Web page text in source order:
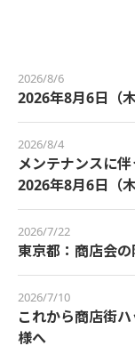
2026/8/6
2026年8月6日（
2026/8/4
メンテナンスに
2026年8月6日（
2026/7/22
東京都：商店会
2026/7/10
これから商店街
様へ